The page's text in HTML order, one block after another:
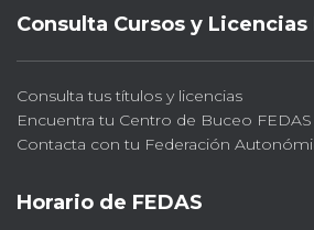
Consulta Cursos y Licencias
Consulta tus títulos y licencias
Encuentra tu Centro de Buceo FEDAS
Contacta con tu Federación
Horario de FEDAS